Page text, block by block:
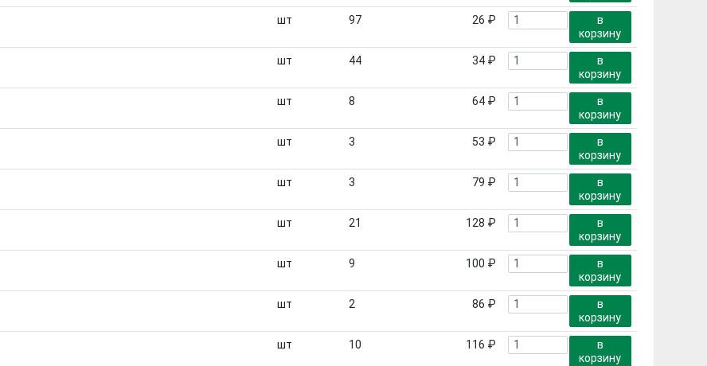
шт 97 26 ₽
в
корзину
шт 44 34 ₽
в
корзину
шт 8 64 ₽
в
корзину
шт 3 53 ₽
в
корзину
шт 3 79 ₽
в
корзину
шт 21 128 ₽
в
корзину
шт 9 100 ₽
в
корзину
шт 2 86 ₽
в
корзину
шт 10 116 ₽
в
корзину